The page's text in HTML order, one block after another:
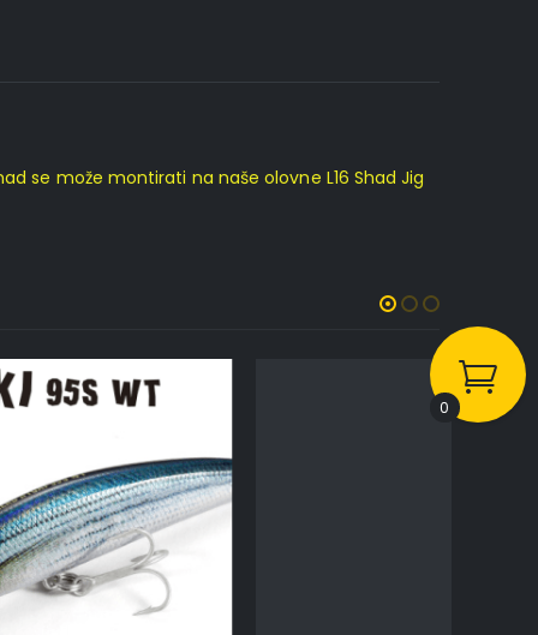
se može montirati na naše olovne L16 Shad Jig
0